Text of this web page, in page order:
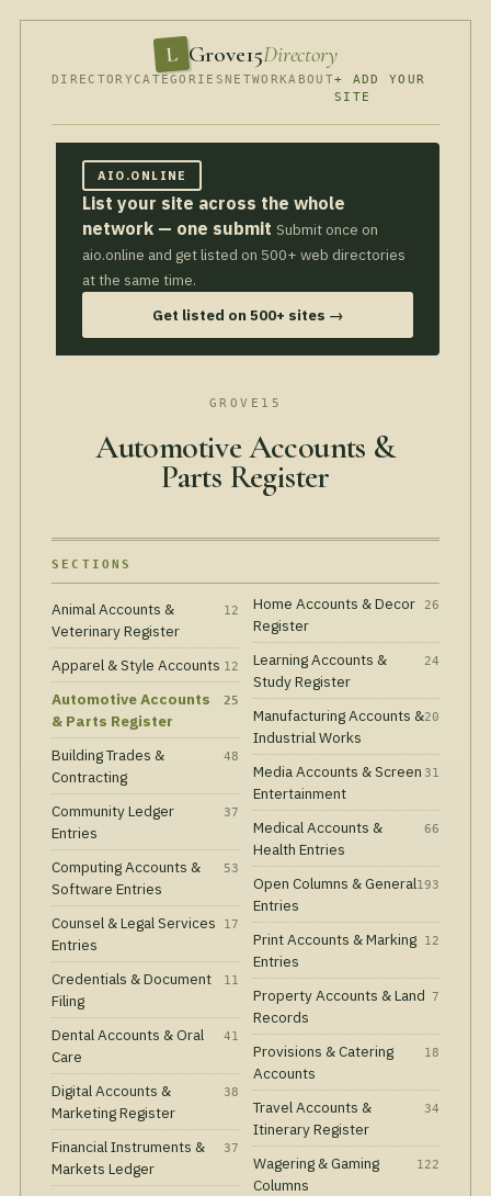
L Grove15Directory
DIRECTORY CATEGORIESNETWORKABOUT+ ADD YOUR
SITE
AIO.ONLINE
List your site across the whole
network — one submit Submit once on
aio.online and get listed on 500+ web directories
at the same time.
Get listed on 500+ sites →
GROVE15
Automotive Accounts &
Parts Register
SECTIONS
Animal Accounts &
Veterinary Register
12
Apparel & Style Accounts 12
Automotive Accounts
& Parts Register
25
Building Trades &
Contracting
48
Community Ledger
Entries
37
Computing Accounts &
Software Entries
53
Counsel & Legal Services
Entries
17
Credentials & Document
Filing
11
Dental Accounts & Oral
Care
41
Digital Accounts &
Marketing Register
38
Financial Instruments &
Markets Ledger
37
Home Accounts & Decor
Register
26
Learning Accounts &
Study Register
24
Manufacturing Accounts &
Industrial Works
20
Media Accounts & Screen
Entertainment
31
Medical Accounts &
Health Entries
66
Open Columns & General
Entries
193
Print Accounts & Marking
Entries
12
Property Accounts & Land
Records
7
Provisions & Catering
Accounts
18
Travel Accounts &
Itinerary Register
34
Wagering & Gaming
Columns
122